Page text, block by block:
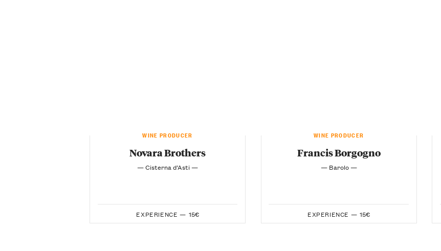
WINE PRODUCER
Novara Brothers
— Cisterna d’Asti —
EXPERIENCE — 15€
WINE PRODUCER
Francis Borgogno
— Barolo —
EXPERIENCE — 15€